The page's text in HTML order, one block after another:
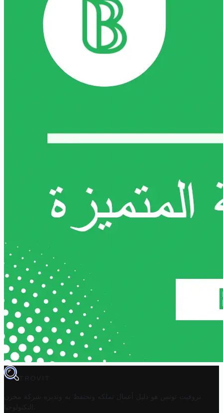
TROVIT
تروفيت تونس هو دليل أعمال تملكه وتحتفظ به وتديره
شركة مخزن
التكنولوجيا